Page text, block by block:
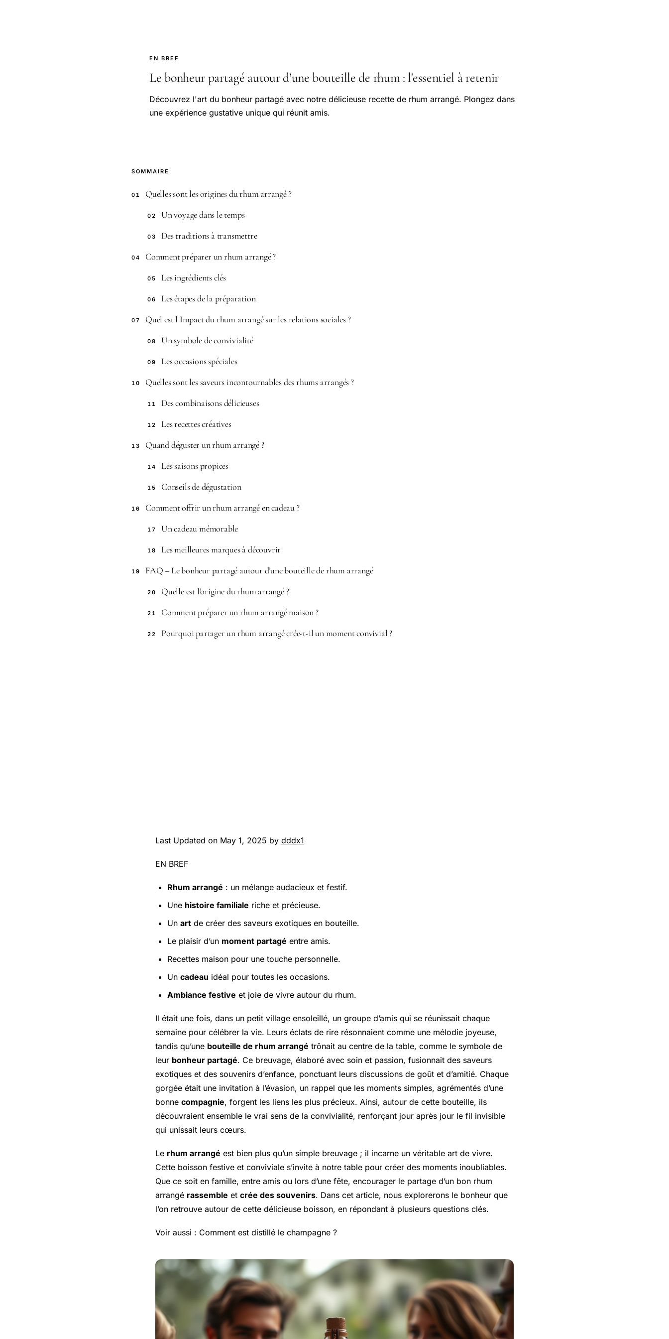
EN BREF
Le bonheur partagé autour d’une bouteille de rhum : l'essentiel à retenir
Découvrez l'art du bonheur partagé avec notre délicieuse recette de rhum arrangé. Plongez dans
une expérience gustative unique qui réunit amis.
SOMMAIRE
01 Quelles sont les origines du rhum arrangé ?
02 Un voyage dans le temps
03 Des traditions à transmettre
04 Comment préparer un rhum arrangé ?
05 Les ingrédients clés
06 Les étapes de la préparation
07 Quel est l Impact du rhum arrangé sur les relations sociales ?
08 Un symbole de convivialité
09 Les occasions spéciales
10 Quelles sont les saveurs incontournables des rhums arrangés ?
11 Des combinaisons délicieuses
12 Les recettes créatives
13 Quand déguster un rhum arrangé ?
14 Les saisons propices
15 Conseils de dégustation
16 Comment offrir un rhum arrangé en cadeau ?
17 Un cadeau mémorable
18 Les meilleures marques à découvrir
19 FAQ – Le bonheur partagé autour d’une bouteille de rhum arrangé
20 Quelle est l’origine du rhum arrangé ?
21 Comment préparer un rhum arrangé maison ?
22 Pourquoi partager un rhum arrangé crée-t-il un moment convivial ?
Last Updated on May 1, 2025 by dddx1
EN BREF
Rhum arrangé : un mélange audacieux et festif.
Une histoire familiale riche et précieuse.
Un art de créer des saveurs exotiques en bouteille.
Le plaisir d’un moment partagé entre amis.
Recettes maison pour une touche personnelle.
Un cadeau idéal pour toutes les occasions.
Ambiance festive et joie de vivre autour du rhum.
Il était une fois, dans un petit village ensoleillé, un groupe d’amis qui se réunissait chaque
semaine pour célébrer la vie. Leurs éclats de rire résonnaient comme une mélodie joyeuse,
tandis qu’une bouteille de rhum arrangé trônait au centre de la table, comme le symbole de
leur bonheur partagé. Ce breuvage, élaboré avec soin et passion, fusionnait des saveurs
exotiques et des souvenirs d’enfance, ponctuant leurs discussions de goût et d’amitié. Chaque
gorgée était une invitation à l’évasion, un rappel que les moments simples, agrémentés d’une
bonne compagnie, forgent les liens les plus précieux. Ainsi, autour de cette bouteille, ils
découvraient ensemble le vrai sens de la convivialité, renforçant jour après jour le fil invisible
qui unissait leurs cœurs.
Le rhum arrangé est bien plus qu’un simple breuvage ; il incarne un véritable art de vivre.
Cette boisson festive et conviviale s’invite à notre table pour créer des moments inoubliables.
Que ce soit en famille, entre amis ou lors d’une fête, encourager le partage d’un bon rhum
arrangé rassemble et crée des souvenirs. Dans cet article, nous explorerons le bonheur que
l’on retrouve autour de cette délicieuse boisson, en répondant à plusieurs questions clés.
Voir aussi : Comment est distillé le champagne ?